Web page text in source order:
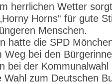
herrlichen Wetter
Horns“ für gute
Menschen.
hatte die SPD
Weg bei den
bei der Kommunalwahl
zum Deutschen